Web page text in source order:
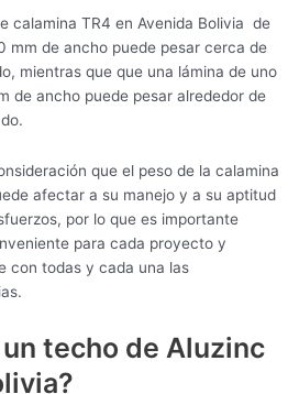
calamina TR4 en Avenida Bolivia de
mm de ancho puede pesar cerca de
mientras que que una lámina de uno
de ancho puede pesar alrededor de
que el peso de la calamina
afectar a su manejo y a su aptitud
por lo que es importante
para cada proyecto y
con todas y cada una las
techo de Aluzinc